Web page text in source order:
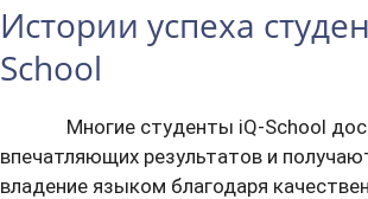
Истории успеха
School
Многие студенты iQ-School
впечатляющих результатов и
владение языком благодаря